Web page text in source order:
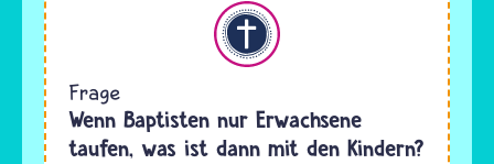
Christentum
Frage
Wenn Baptisten nur Erwachsene
taufen, was ist dann mit den Kindern?